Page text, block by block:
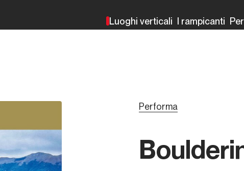
Luoghi verticali I rampicanti
Performa